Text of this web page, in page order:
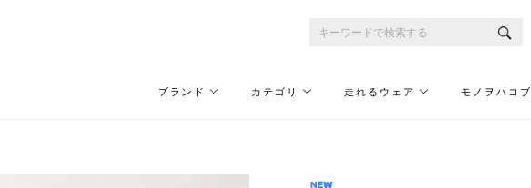
ブランド カテゴリ 走れるウェア モノヲハコブ